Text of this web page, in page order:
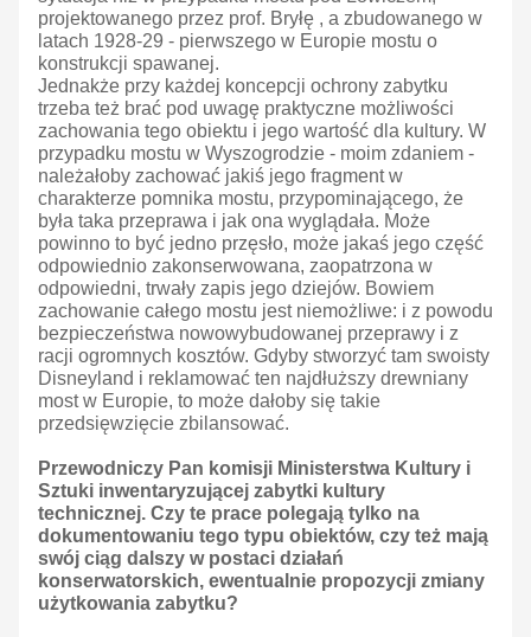
projektowanego przez prof. Bryłę , a zbudowanego w
latach 1928-29 - pierwszego w Europie mostu o
konstrukcji spawanej.
Jednakże przy każdej koncepcji ochrony zabytku
trzeba też brać pod uwagę praktyczne możliwości
zachowania tego obiektu i jego wartość dla kultury. W
przypadku mostu w Wyszogrodzie - moim zdaniem -
należałoby zachować jakiś jego fragment w
charakterze pomnika mostu, przypominającego, że
była taka przeprawa i jak ona wyglądała. Może
powinno to być jedno przęsło, może jakaś jego część
odpowiednio zakonserwowana, zaopatrzona w
odpowiedni, trwały zapis jego dziejów. Bowiem
zachowanie całego mostu jest niemożliwe: i z powodu
bezpieczeństwa nowowybudowanej przeprawy i z
racji ogromnych kosztów. Gdyby stworzyć tam swoisty
Disneyland i reklamować ten najdłuższy drewniany
most w Europie, to może dałoby się takie
przedsięwzięcie zbilansować.
Przewodniczy Pan komisji Ministerstwa Kultury i
Sztuki inwentaryzującej zabytki kultury
technicznej. Czy te prace polegają tylko na
dokumentowaniu tego typu obiektów, czy też mają
swój ciąg dalszy w postaci działań
konserwatorskich, ewentualnie propozycji zmiany
użytkowania zabytku?